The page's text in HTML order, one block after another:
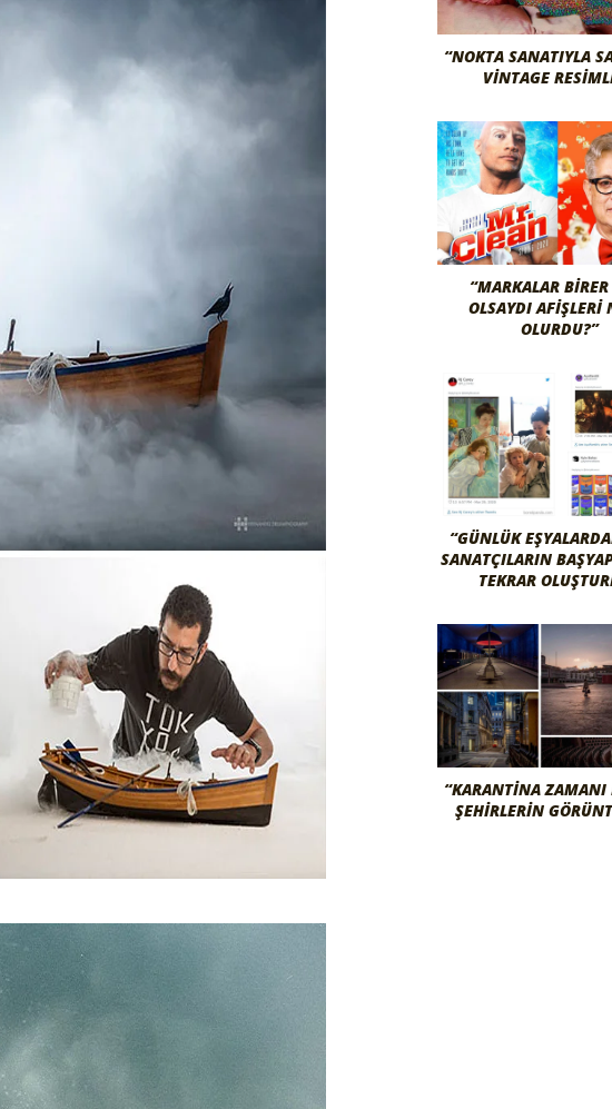
“NOKTA SANATIYLA
VINTAGE
“MARKALAR
OLSAYDI AFIŞLERI
OLURDU?”
“GÜNLÜK
SANATÇILARIN
TEKRAR
“KARANTINA ZAMANI
ŞEHIRLERIN